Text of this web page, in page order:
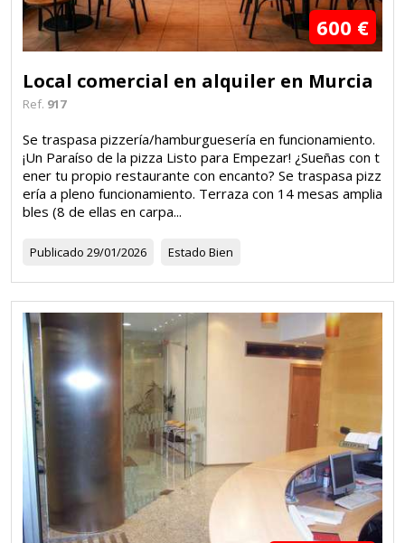
600 €
Local comercial en alquiler en Murcia
Ref. 917
Se traspasa pizzería/hamburguesería en funcionamiento.
¡Un Paraíso de la pizza Listo para Empezar! ¿Sueñas con t
ener tu propio restaurante con encanto? Se traspasa pizz
ería a pleno funcionamiento. Terraza con 14 mesas amplia
bles (8 de ellas en carpa...
Publicado 29/01/2026 Estado Bien